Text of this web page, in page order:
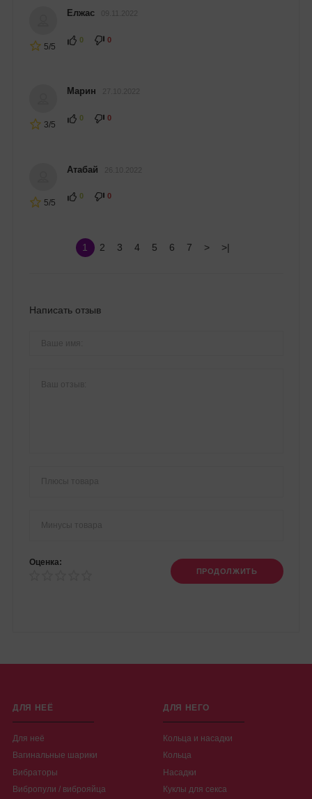
5/5
Елжас
0 0
3/5
Марин
0 0
5/5
Атабай
0 0
1 2 3 4 5 6 7 > >|
Написать отзыв
Оценка:
ПРОДОЛЖИТЬ
ДЛЯ НЕЁ
Для неё
Вагинальные шарики
Вибраторы
Вибропули / виброяйца
ДЛЯ НЕГО
Кольца и насадки
Кольца
Насадки
Куклы для секса